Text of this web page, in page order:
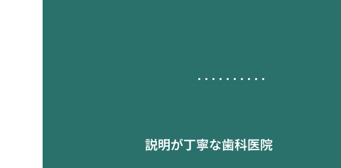
説明が丁寧な歯科医院